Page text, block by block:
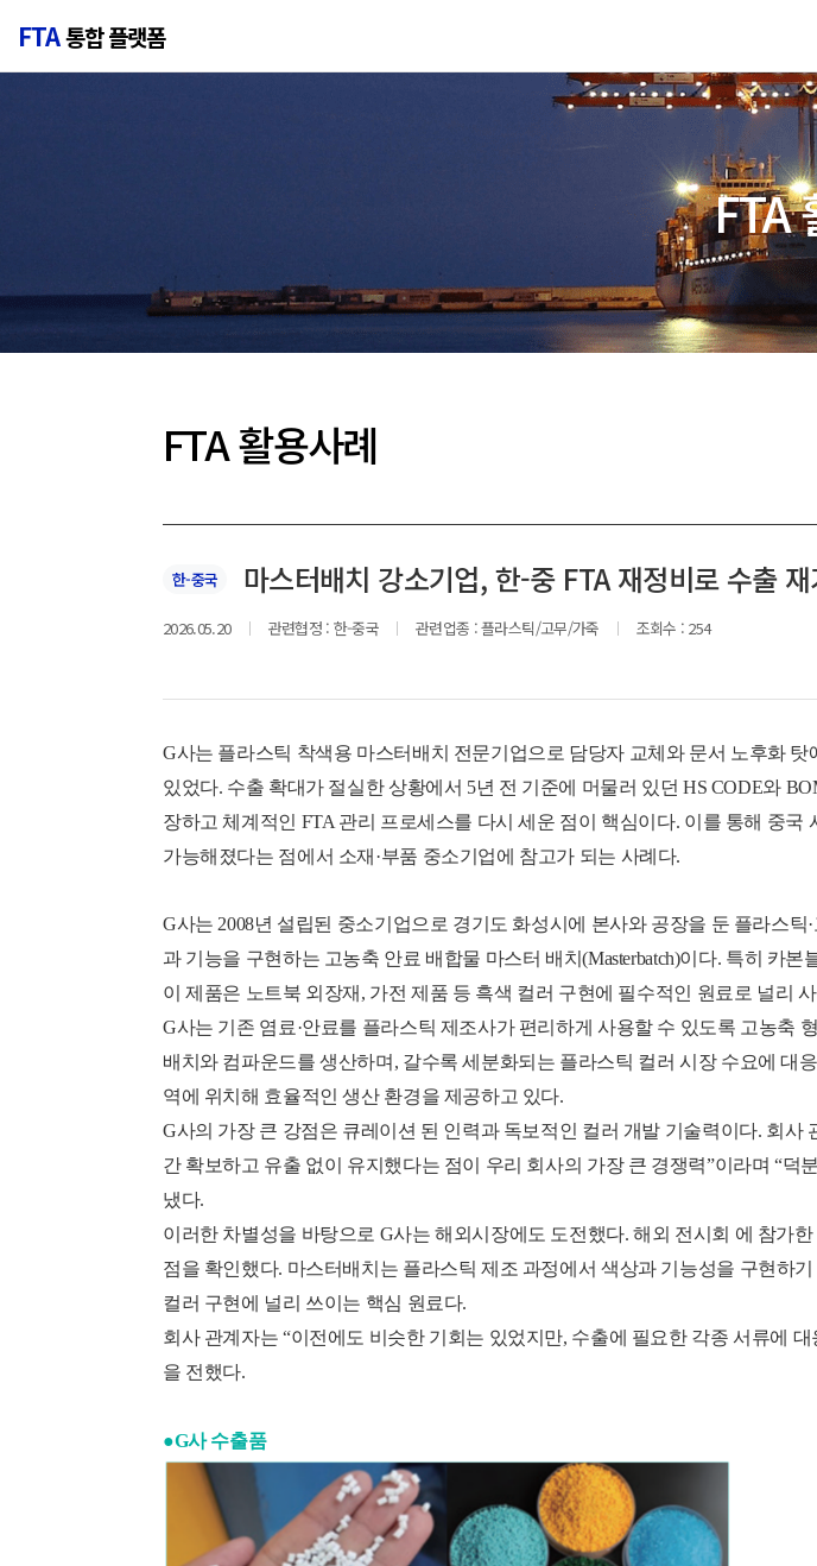
FTA통합 플랫폼
FTA
FTA 활용사례
한-중국 마스터배치 강소기업, 한-중 FTA 재정비로 수출
2026.05.20 관련협정 : 한-중국 관련업종 :플라스틱/고무/가죽 조회수 : 254
G사는 플라스틱 착색용 마스터배치 전문기업으로 담당자 교체와 문서 노후화
있었다. 수출 확대가 절실한 상황에서 5년 전 기준에 머물러 있던 HS CODE와
장하고 체계적인 FTA 관리 프로세스를 다시 세운 점이 핵심이다. 이를 통해 중
가능해졌다는 점에서 소재·부품 중소기업에 참고가 되는 사례다.
G사는 2008년 설립된 중소기업으로 경기도 화성시에 본사와 공장을 둔 플라스
과 기능을 구현하는 고농축 안료 배합물 마스터 배치(Masterbatch)이다. 특히 카본
이 제품은 노트북 외장재, 가전 제품 등 흑색 컬러 구현에 필수적인 원료로 널리
G사는 기존 염료·안료를 플라스틱 제조사가 편리하게 사용할 수 있도록 고농축
배치와 컴파운드를 생산하며, 갈수록 세분화되는 플라스틱 컬러 시장 수요에 대
역에 위치해 효율적인 생산 환경을 제공하고 있다.
G사의 가장 큰 강점은 큐레이션 된 인력과 독보적인 컬러 개발 기술력이다. 회사
간 확보하고 유출 없이 유지했다는 점이 우리 회사의 가장 큰 경쟁력”이라며 “
냈다.
이러한 차별성을 바탕으로 G사는 해외시장에도 도전했다. 해외 전시회 에 참가
점을 확인했다. 마스터배치는 플라스틱 제조 과정에서 색상과 기능성을 구현하
컬러 구현에 널리 쓰이는 핵심 원료다.
회사 관계자는 “이전에도 비슷한 기회는 있었지만, 수출에 필요한 각종 서류에
을 전했다.
●G사 수출품